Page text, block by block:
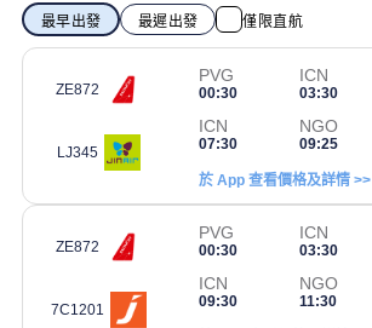
最早出發 最遲出發 僅限直航
ZE872
PVG
00:30
ICN
03:30
LJ345
ICN
07:30
NGO
09:25
於 App 查看價格及詳情 >>
ZE872
PVG
00:30
ICN
03:30
7C1201
ICN
09:30
NGO
11:30